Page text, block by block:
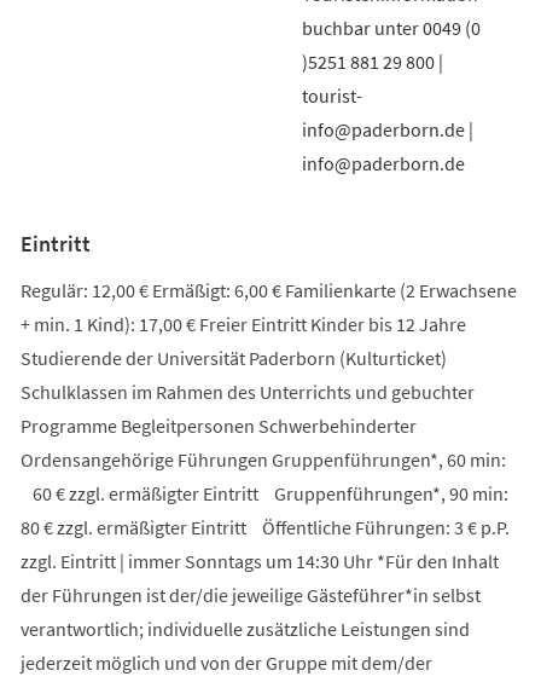
buchbar unter 0049 (0
)5251 881 29 800 |
tourist-
info@paderborn.de |
info@paderborn.de
Eintritt
Regulär: 12,00 € Ermäßigt: 6,00 € Familienkarte (2 Erwachsene
+ min. 1 Kind): 17,00 € Freier Eintritt Kinder bis 12 Jahre
Studierende der Universität Paderborn (Kulturticket)
Schulklassen im Rahmen des Unterrichts und gebuchter
Programme Begleitpersonen Schwerbehinderter
Ordensangehörige Führungen Gruppenführungen*, 60 min:
60 € zzgl. ermäßigter Eintritt Gruppenführungen*, 90 min:
80 € zzgl. ermäßigter Eintritt Öffentliche Führungen: 3 € p.P.
zzgl. Eintritt | immer Sonntags um 14:30 Uhr *Für den Inhalt
der Führungen ist der/die jeweilige Gästeführer*in selbst
verantwortlich; individuelle zusätzliche Leistungen sind
jederzeit möglich und von der Gruppe mit dem/der